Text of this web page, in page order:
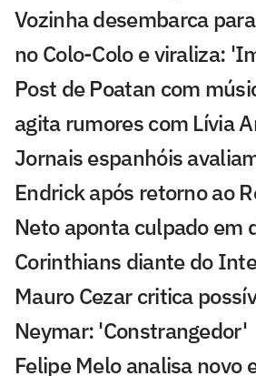
Vozinha desembarca
no Colo-Colo e viraliza:
Post de Poatan com
agita rumores com Lívia
Jornais espanhóis
Endrick após retorno ao
Neto aponta culpado em
Corinthians diante do
Mauro Cezar critica
Neymar: 'Constrangedor'
Felipe Melo analisa novo